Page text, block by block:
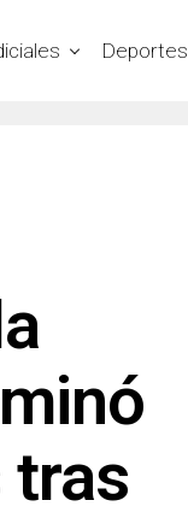
Deportes
tras